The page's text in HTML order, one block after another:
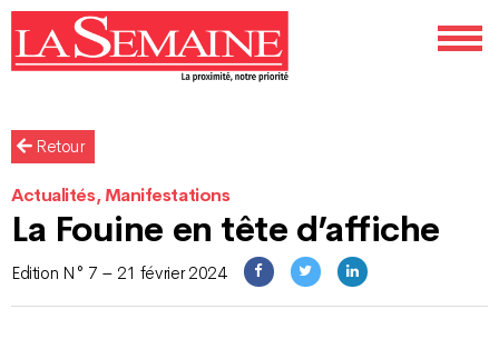
Retour
Actualités, Manifestations
La Fouine en tête d’affiche
Edition N° 7 – 21 février 2024